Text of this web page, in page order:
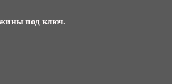
под ключ.